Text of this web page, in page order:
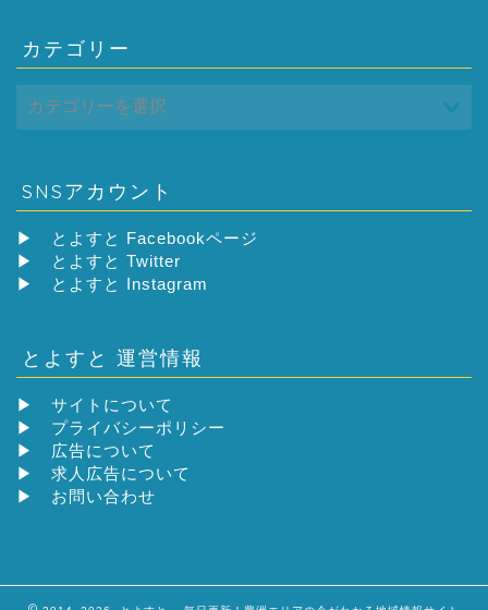
カテゴリー
SNSアカウント
▶
とよすと Facebookページ
▶
とよすと Twitter
▶
とよすと Instagram
とよすと 運営情報
▶ サイトについて
▶ プライバシーポリシー
▶ 広告について
▶ 求人広告について
▶ お問い合わせ